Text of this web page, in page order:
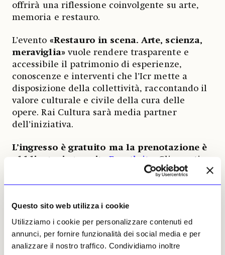
Questo sito web utilizza i cookie
Utilizziamo i cookie per personalizzare contenuti ed
annunci, per fornire funzionalità dei social media e per
analizzare il nostro traffico. Condividiamo inoltre
offrirà una riflessione coinvolgente su arte,
memoria e restauro.
L’evento «Restauro in scena. Arte, scienza,
meraviglia»vuole rendere trasparente e
accessibile il patrimonio di esperienze,
conoscenze e interventi che l’Icr mette a
disposizione della collettività, raccontando il
valore culturale e civile della cura delle
opere. Rai Cultura sarà media partner
dell’iniziativa.
L’ingresso è gratuito ma la prenotazione è
obbligatoria tramite
Eventbrite
. Gli eventi
inizieranno alle 19 presso la sede Icr di via di
San Michele 25 a Roma. Al termine delle
con i principali highlight; per ulteriori
informazioni e per confermare la
partecipazione è possibile scrivere a
icr.ufficiocomunicazione@cultura.gov.it